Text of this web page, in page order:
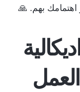
اهتمامك بهم. 🙏